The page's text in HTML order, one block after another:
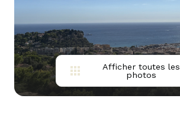
Afficher toutes les
photos